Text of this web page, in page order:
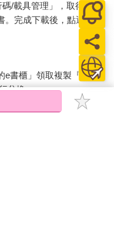
/載具管理」，取得通行
。完成下載後，點選任一
書櫃」領取複製『兌換
兌換。
子書僅能以金石堂專屬